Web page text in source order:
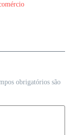
obrigatórios são